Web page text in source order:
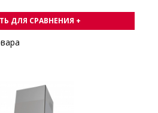
ДЛЯ СРАВНЕНИЯ +